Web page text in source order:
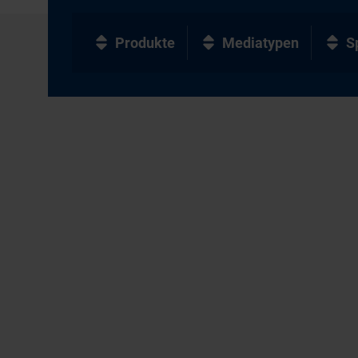
Produkte Mediatypen